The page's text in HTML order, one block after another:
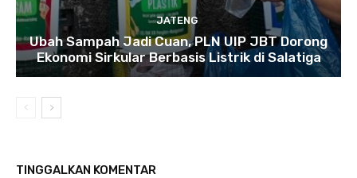
JATENG
Ubah Sampah Jadi Cuan, PLN UIP JBT Dorong
Ekonomi Sirkular Berbasis Listrik di Salatiga
TINGGALKAN KOMENTAR